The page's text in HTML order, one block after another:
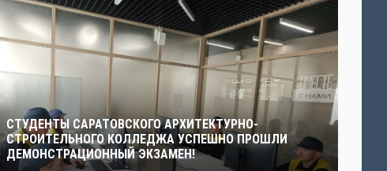
СТУДЕНТЫ САРАТОВСКОГО АРХИТЕКТУРНО-
СТРОИТЕЛЬНОГО КОЛЛЕДЖА УСПЕШНО ПРОШЛИ
ДЕМОНСТРАЦИОННЫЙ ЭКЗАМЕН!